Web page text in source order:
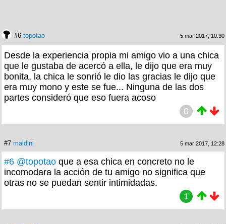
#6 topotao 5 mar 2017, 10:30
Desde la experiencia propia mi amigo vio a una chica
que le gustaba de acercó a ella, le dijo que era muy
bonita, la chica le sonrió le dio las gracias le dijo que
era muy mono y este se fue... Ninguna de las dos
partes consideró que eso fuera acoso
0
#7 maldini 5 mar 2017, 12:28
#6 @topotao que a esa chica en concreto no le
incomodara la acción de tu amigo no significa que
otras no se puedan sentir intimidadas.
1